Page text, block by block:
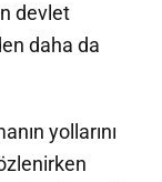
devlet
daha da
yollarını